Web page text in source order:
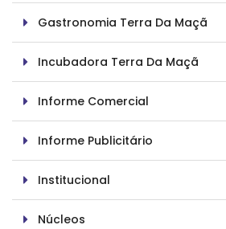
Gastronomia Terra Da Maçã
Incubadora Terra Da Maçã
Informe Comercial
Informe Publicitário
Institucional
Núcleos